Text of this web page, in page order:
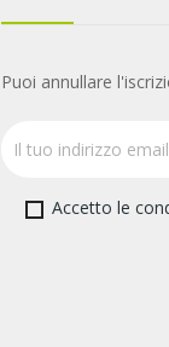
Puoi annullare
Accetto le